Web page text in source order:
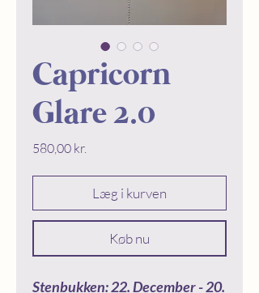
Capricorn
Glare 2.0
580,00 kr.
Læg i kurven
Køb nu
Stenbukken: 22. December - 20.